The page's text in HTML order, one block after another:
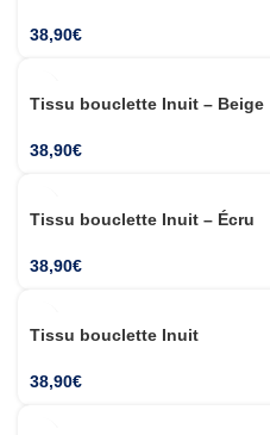
38,90€
Tissu bouclette Inuit – Beige
38,90€
Tissu bouclette Inuit – Écru
38,90€
THERMIQUE OBSCURCISSANT
Tissu bouclette Inuit
38,90€